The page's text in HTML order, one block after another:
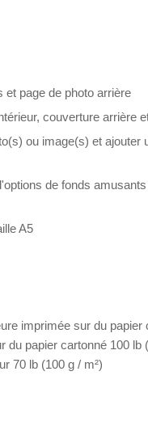
page de photo arrière
couverture arrière
ou image(s) et ajouter
de fonds
A5
imprimée sur du papier
papier cartonné 100 lb
70 lb (100 g / m²)